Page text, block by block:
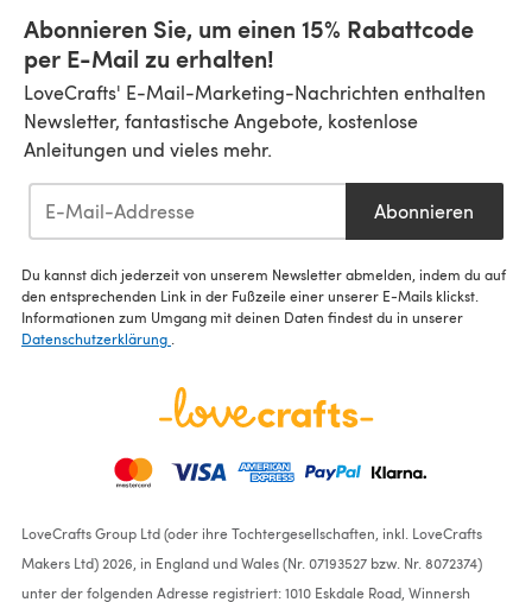
Abonnieren Sie, um einen 15% Rabattcode
per E-Mail zu erhalten!
LoveCrafts' E-Mail-Marketing-Nachrichten enthalten
Newsletter, fantastische Angebote, kostenlose
Anleitungen und vieles mehr.
Abonnieren
Du kannst dich jederzeit von unserem Newsletter abmelden, indem du auf
den entsprechenden Link in der Fußzeile einer unserer E-Mails klickst.
Informationen zum Umgang mit deinen Daten findest du in unserer
Datenschutzerklärung .
LoveCrafts Group Ltd (oder ihre Tochtergesellschaften, inkl. LoveCrafts
Makers Ltd) 2026, in England und Wales (Nr. 07193527 bzw. Nr. 8072374)
unter der folgenden Adresse registriert: 1010 Eskdale Road, Winnersh